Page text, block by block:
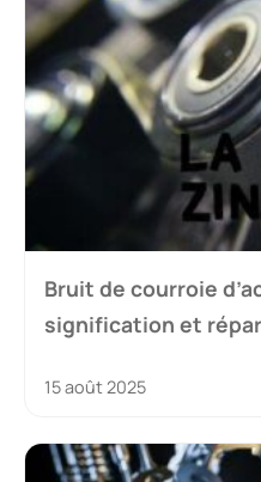
Bruit de courroie
signification et
15 août 2025